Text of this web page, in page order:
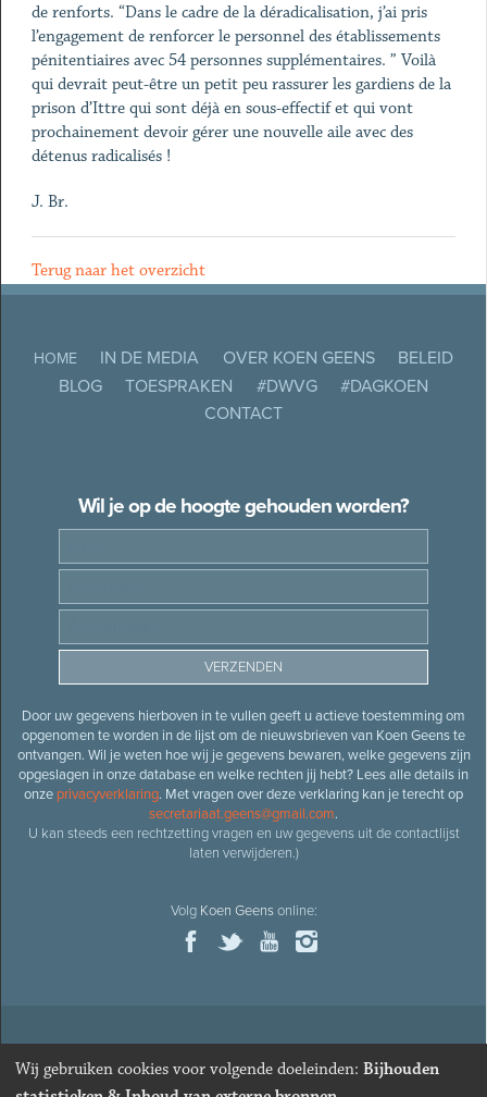
de renforts. “Dans le cadre de la déradicalisation, j’ai pris
l’engagement de renforcer le personnel des établissements
pénitentiaires avec 54 personnes supplémentaires. ” Voilà
qui devrait peut-être un petit peu rassurer les gardiens de la
prison d’Ittre qui sont déjà en sous-effectif et qui vont
prochainement devoir gérer une nouvelle aile avec des
détenus radicalisés !
J. Br.
Terug naar het overzicht
HOME IN DE MEDIA OVER KOEN GEENS
BELEID
BLOG
TOESPRAKEN #DWVG
#DAGKOEN
CONTACT
Wil je op de hoogte gehouden worden?
Door uw gegevens hierboven in te vullen geeft u actieve toestemming om
opgenomen te worden in de lijst om de nieuwsbrieven van Koen Geens te
ontvangen. Wil je weten hoe wij je gegevens bewaren, welke gegevens zijn
opgeslagen in onze database en welke rechten jij hebt? Lees alle details in
onze privacyverklaring. Met vragen over deze verklaring kan je terecht op
secretariaat.geens@gmail.com.
U kan steeds een rechtzetting vragen en uw gegevens uit de contactlijst
laten verwijderen.)
Volg Koen Geensonline:
© 2026Oud-minister en ere-volksvertegenwoordiger Koen
· Alle rechten voorbehouden · Cookies wijzigen
Wij gebruiken cookies voor volgende doeleinden: Bijhouden